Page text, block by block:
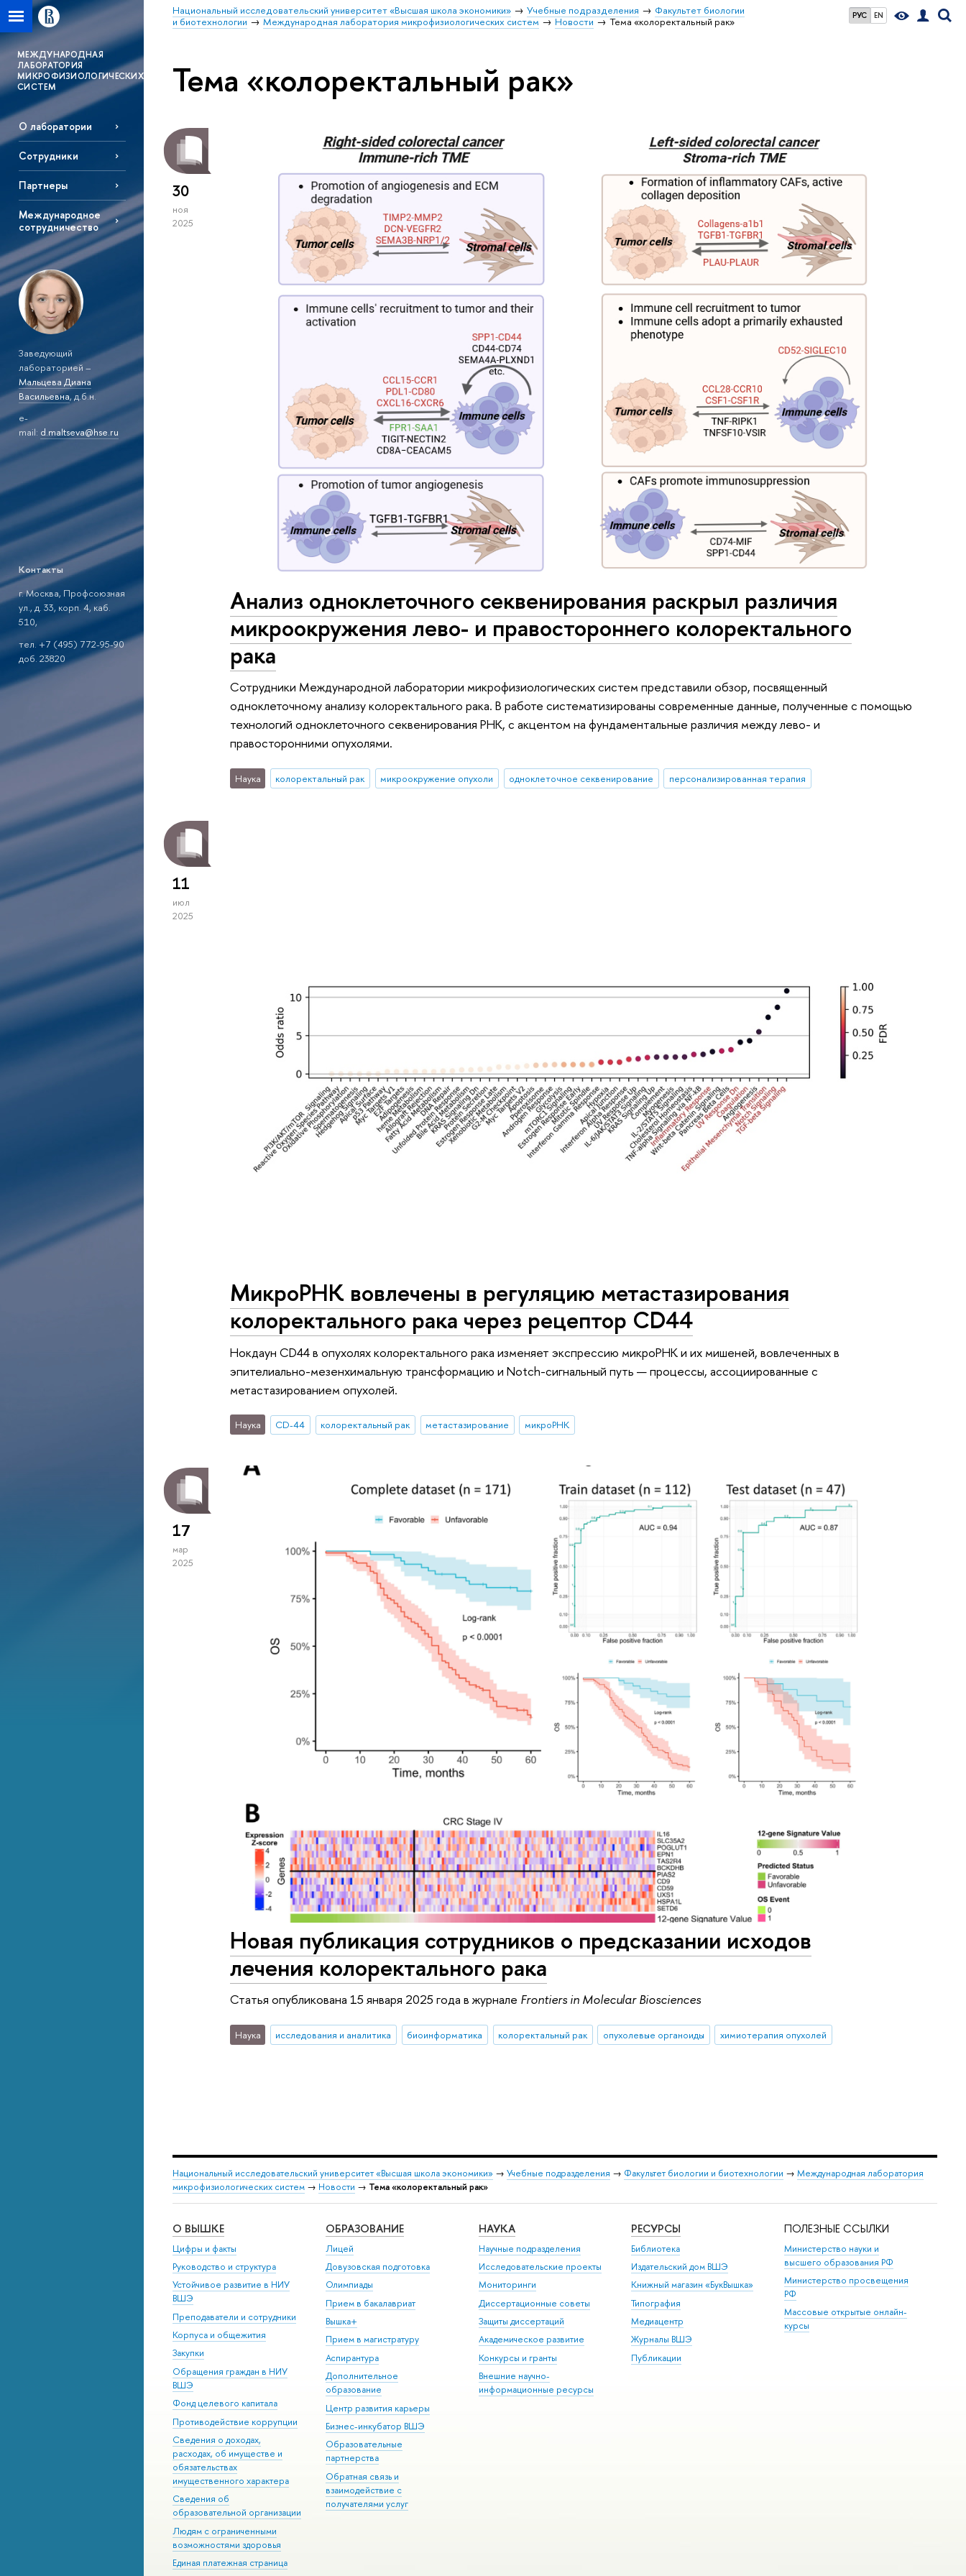
РУС EN
Национальный исследовательский университет «Высшая школа экономики» Учебные подразделения
Факультет биологии
и биотехнологии
Международная лаборатория микрофизиологических систем Новости Тема «колоректальный рак»
MЕЖДУНАРОДНАЯ
ЛАБОРАТОРИЯ
МИКРОФИЗИОЛОГИЧЕСКИХ
СИСТЕМ
О лаборатории
Сотрудники
Партнеры
Международное
сотрудничество
Заведующий
лабораторией –
Мальцева Диана
Васильевна, д.б.н.
e-
mail: d.maltseva@hse.ru
Контакты
г. Москва, Профсоюзная
ул., д. 33, корп. 4, каб.
510,
тел. +7 (495) 772-95-90
доб. 23820
Тема «колоректальный рак»
30
ноя
2025
Анализ одноклеточного секвенирования раскрыл различия
микроокружения лево- и правостороннего колоректального
рака
Сотрудники Международной лаборатории микрофизиологических систем представили обзор, посвященный
одноклеточному анализу колоректального рака. В работе систематизированы современные данные, полученные с помощью
технологий одноклеточного секвенирования РНК, с акцентом на фундаментальные различия между лево- и
правосторонними опухолями.
Наука колоректальный рак микроокружение опухоли одноклеточное секвенирование персонализированная терапия
11
июл
2025
МикроРНК вовлечены в регуляцию метастазирования
колоректального рака через рецептор CD44
Нокдаун CD44 в опухолях колоректального рака изменяет экспрессию микроРНК и их мишеней, вовлеченных в
эпителиально-мезенхимальную трансформацию и Notch-сигнальный путь — процессы, ассоциированные с
метастазированием опухолей.
Наука CD-44 колоректальный рак метастазирование микроРНК
17
мар
2025
Новая публикация сотрудников о предсказании исходов
лечения колоректального рака
Статья опубликована 15 января 2025 года в журнале Frontiers in Molecular Biosciences
Наука исследования и аналитика биоинформатика колоректальный рак опухолевые органоиды химиотерапия опухолей
Национальный исследовательский университет «Высшая школа экономики» → Учебные подразделения → Факультет биологии и биотехнологии → Международная лаборатория
микрофизиологических систем → Новости → Тема «колоректальный рак»
О ВЫШКЕ
Цифры и факты
Руководство и структура
Устойчивое развитие в НИУ
ВШЭ
Преподаватели и сотрудники
Корпуса и общежития
Закупки
Обращения граждан в НИУ
ВШЭ
Фонд целевого капитала
Противодействие коррупции
Сведения о доходах,
расходах, об имуществе и
обязательствах
имущественного характера
Сведения об
образовательной организации
Людям с ограниченными
возможностями здоровья
Единая платежная страница
ОБРАЗОВАНИЕ
Лицей
Довузовская подготовка
Олимпиады
Прием в бакалавриат
Вышка+
Прием в магистратуру
Аспирантура
Дополнительное
образование
Центр развития карьеры
Бизнес-инкубатор ВШЭ
Образовательные
партнерства
Обратная связь и
взаимодействие с
получателями услуг
НАУКА
Научные подразделения
Исследовательские проекты
Мониторинги
Диссертационные советы
Защиты диссертаций
Академическое развитие
Конкурсы и гранты
Внешние научно-
информационные ресурсы
РЕСУРСЫ
Библиотека
Издательский дом ВШЭ
Книжный магазин «БукВышка»
Типография
Медиацентр
Журналы ВШЭ
Публикации
ПОЛЕЗНЫЕ ССЫЛКИ
Министерство науки и
высшего образования РФ
Министерство просвещения
РФ
Массовые открытые онлайн-
курсы